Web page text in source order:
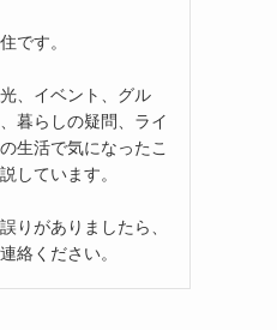
です。
、イベント、グル
暮らしの疑問、ライ
生活で気になったこ
しています。
りがありましたら、
絡ください。